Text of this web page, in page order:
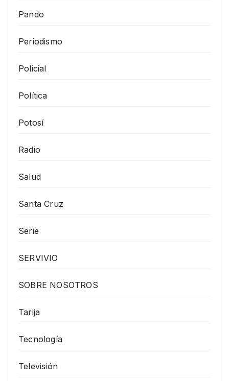
Pando
Periodismo
Policial
Política
Potosí
Radio
Salud
Santa Cruz
Serie
SERVIVIO
SOBRE NOSOTROS
Tarija
Tecnología
Televisión